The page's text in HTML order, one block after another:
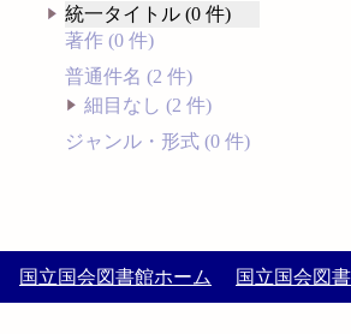
統一タイトル (0 件)
著作 (0 件)
普通件名 (2 件)
細目なし (2 件)
ジャンル・形式 (0 件)
国立国会図書館ホーム 国立国会図